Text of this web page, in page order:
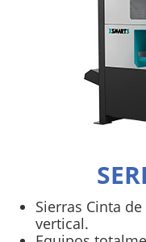
Sierras Cinta
vertical.